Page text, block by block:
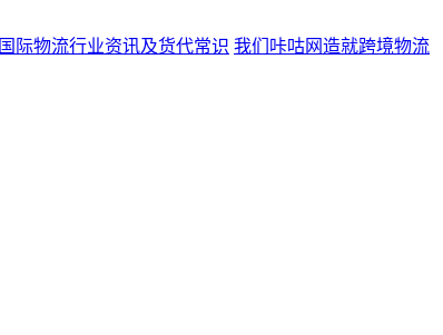
国际物流行业资讯及货代常识 我们 咔咕网造就跨境物流